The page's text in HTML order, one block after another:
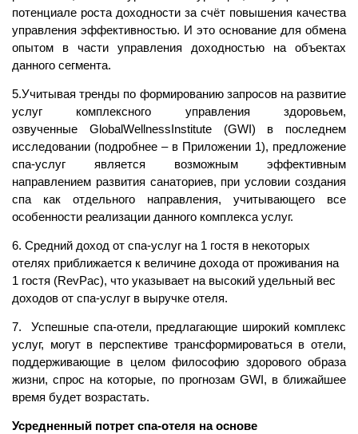
потенциале роста доходности за счёт повышения качества
управления эффективностью. И это основание для обмена
опытом в части управления доходностью на объектах
данного сегмента.
5.Учитывая тренды по формированию запросов на развитие
услуг комплексного управления здоровьем,
озвученные GlobalWellnessInstitute (GWI) в последнем
исследовании (подробнее – в Приложении 1), предложение
спа-услуг является возможным эффективным
направлением развития санаториев, при условии создания
спа как отдельного направления, учитывающего все
особенности реализации данного комплекса услуг.
6. Средний доход от спа-услуг на 1 гостя в некоторых
отелях приближается к величине дохода от проживания на
1 гостя (RevPac), что указывает на высокий удельный вес
доходов от спа-услуг в выручке отеля.
7. Успешные спа-отели, предлагающие широкий комплекс
услуг, могут в перспективе трансформироваться в отели,
поддерживающие в целом философию здорового образа
жизни, спрос на которые, по прогнозам GWI, в ближайшее
время будет возрастать.
Усредненный потрет спа-отеля на основе